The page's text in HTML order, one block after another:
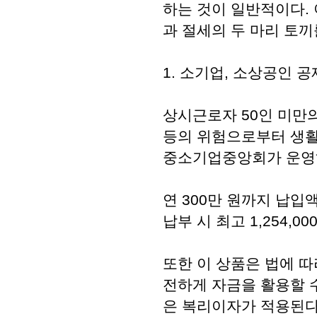
하는 것이 일반적이다.
과 절세의 두 마리 토
1. 소기업, 소상공인
상시근로자 50인 미만
등의 위험으로부터 생
중소기업중앙회가 운
연 300만 원까지 납입
납부 시 최고
또한 이 상품은 법에
전하게 자금을 활용할
은 복리이자가 적용된